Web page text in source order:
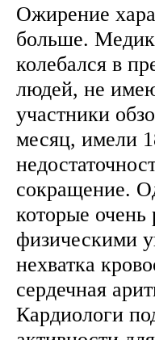
Ожирение
больше.
колебался в
людей, не
участники
месяц, имели
сокращение.
которые очень
физическими
нехватка
сердечная
Кардиологи